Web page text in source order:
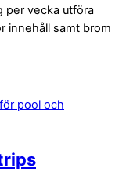
per vecka utföra
innehåll samt brom